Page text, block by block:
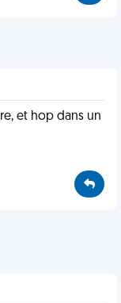
et hop dans un